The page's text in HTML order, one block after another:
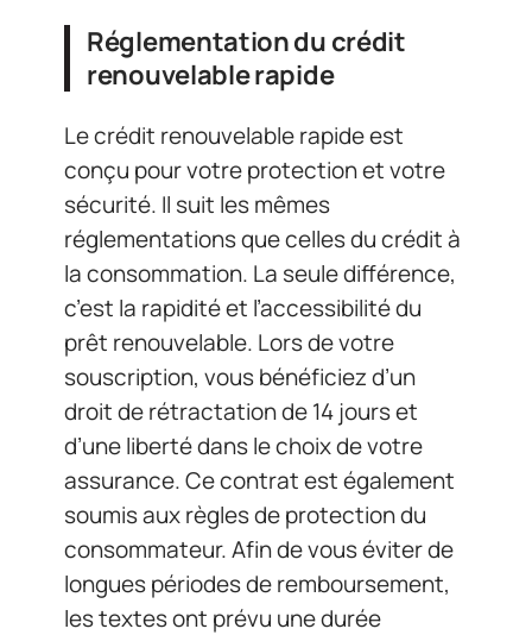
Réglementation du crédit
renouvelable rapide
Le crédit renouvelable rapide est
conçu pour votre protection et votre
sécurité. Il suit les mêmes
réglementations que celles du crédit à
la consommation. La seule différence,
c’est la rapidité et l’accessibilité du
prêt renouvelable. Lors de votre
souscription, vous bénéficiez d’un
droit de rétractation de 14 jours et
d’une liberté dans le choix de votre
assurance. Ce contrat est également
soumis aux règles de protection du
consommateur. Afin de vous éviter de
longues périodes de remboursement,
les textes ont prévu une durée